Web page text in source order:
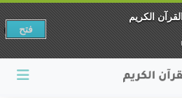
الكريم
فتح